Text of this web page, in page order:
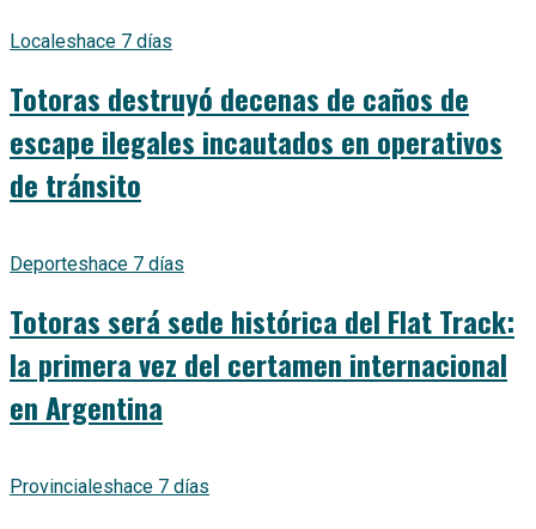
Localeshace 7 días
Totoras destruyó decenas de caños de
escape ilegales incautados en operativos
de tránsito
Deporteshace 7 días
Totoras será sede histórica del Flat Track:
la primera vez del certamen internacional
en Argentina
Provincialeshace 7 días